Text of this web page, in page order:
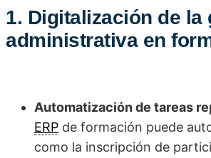
1. Digitalización de la
administrativa en
Automatización de tareas
ERP de formación puede
como la inscripción de